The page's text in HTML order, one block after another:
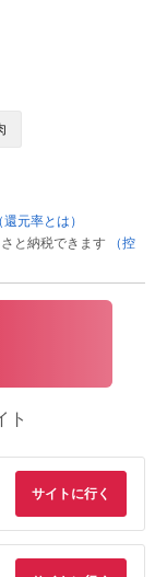
（還元率とは）
と納税できます
（控
ト
サイトに行く